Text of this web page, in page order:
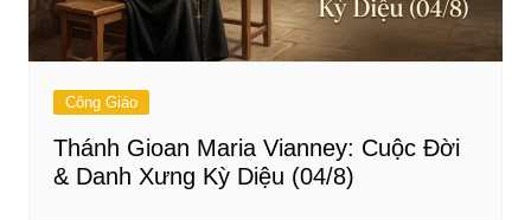
Công Giáo
Thánh Gioan Maria Vianney: Cuộc Đời
& Danh Xưng Kỳ Diệu (04/8)